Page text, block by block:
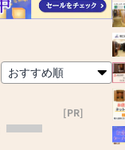
[PR]